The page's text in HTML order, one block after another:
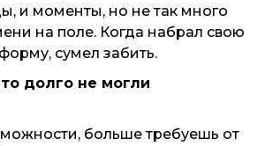
и моменты, но не так много
на поле. Когда набрал свою
сумел забить.
долго не могли
больше требуешь от